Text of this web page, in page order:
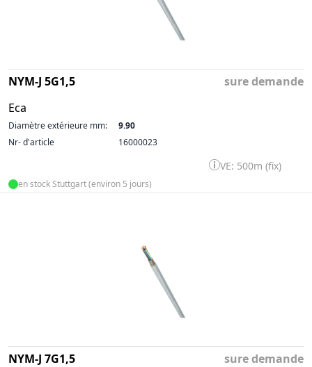
NYM-J 5G1,5
Eca
sure demande
Diamètre extérieure mm:
9.90
Nr- d'article
16000023
VE: 500m (fix)
en stock Stuttgart (environ 5 jours)
NYM-J 7G1,5 sure demande